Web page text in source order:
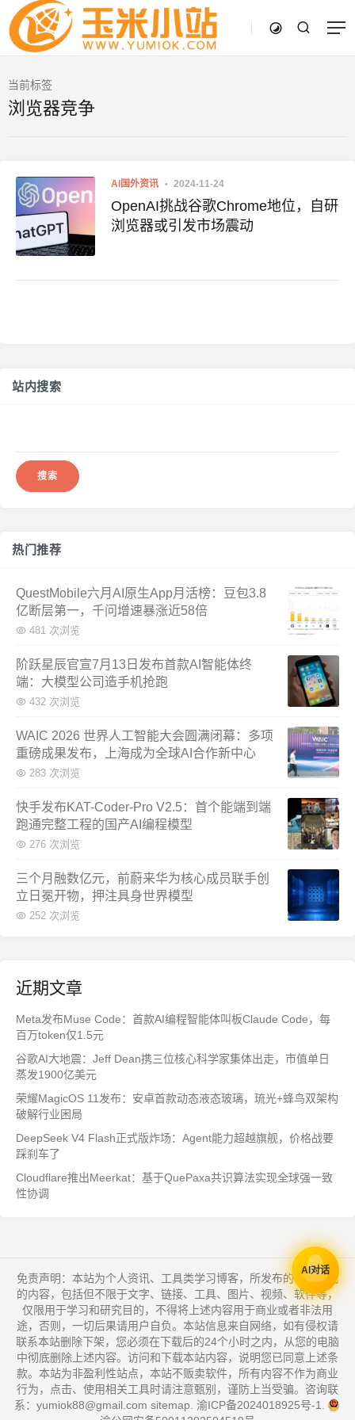
当前标签
浏览器竞争
AI国外资讯 2024-11-24
OpenAI挑战谷歌Chrome地位，自研
浏览器或引发市场震动
站内搜索
热门推荐
QuestMobile六月AI原生App月活榜：豆包3.8
亿断层第一，千问增速暴涨近58倍
481 次浏览
阶跃星辰官宣7月13日发布首款AI智能体终
端：大模型公司造手机抢跑
432 次浏览
WAIC 2026 世界人工智能大会圆满闭幕：多项
重磅成果发布，上海成为全球AI合作新中心
283 次浏览
快手发布KAT-Coder-Pro V2.5：首个能端到端
跑通完整工程的国产AI编程模型
276 次浏览
三个月融数亿元，前蔚来华为核心成员联手创
立日冕开物，押注具身世界模型
252 次浏览
近期文章
Meta发布Muse Code：首款AI编程智能体叫板Claude Code，每
百万token仅1.5元
谷歌AI大地震：Jeff Dean携三位核心科学家集体出走，市值单日
蒸发1900亿美元
荣耀MagicOS 11发布：安卓首款动态液态玻璃，琉光+蜂鸟双架构
破解行业困局
DeepSeek V4 Flash正式版炸场：Agent能力超越旗舰，价格战要
踩刹车了
Cloudflare推出Meerkat：基于QuePaxa共识算法实现全球强一致
性协调
免责声明：本站为个人资讯、工具类学习博客，所发布的一切形式
的内容，包括但不限于文字、链接、工具、图片、视频、软件等，
仅限用于学习和研究目的，不得将上述内容用于商业或者非法用
途，否则，一切后果请用户自负。本站信息来自网络，如有侵权请
联系本站删除下架，您必须在下载后的24个小时之内，从您的电脑
中彻底删除上述内容。访问和下载本站内容，说明您已同意上述条
款。本站为非盈利性站点，本站不贩卖软件，所有内容不作为商业
行为，点击、使用相关工具时请注意甄别，谨防上当受骗。咨询联
系：yumiok88@gmail.com sitemap 渝ICP备2024018925号-1
AI对话